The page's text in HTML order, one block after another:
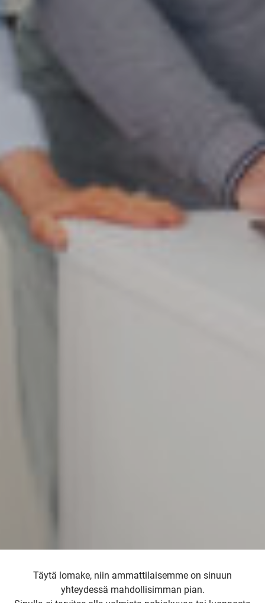
Täytä lomake, niin ammattilaisemme on sinuun
yhteydessä mahdollisimman pian.
KODIKSI-
TALOKIRJA ON
JULKAISTU